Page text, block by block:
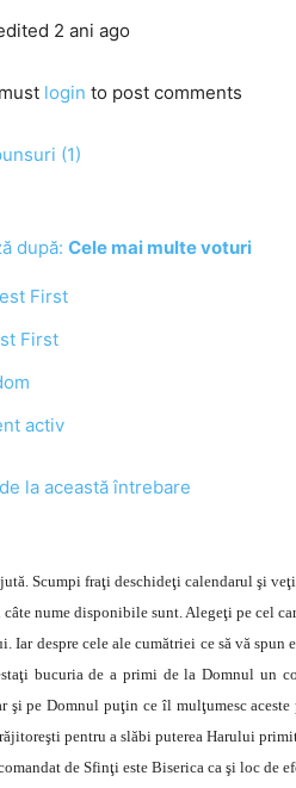
2 ani ago
login to post comments
(1)
după: Cele mai multe voturi
First
First
activ
la această întrebare
Scumpi fraţi deschideţi calendarul şi
nume disponibile sunt. Alegeţi pe cel
Iar despre cele ale cumătriei ce să vă
bucuria de a primi de la Domnul un
şi pe Domnul puţin ce îl mulţumesc
pentru a slăbi puterea Harului
de Sfinţi este Biserica ca şi loc de